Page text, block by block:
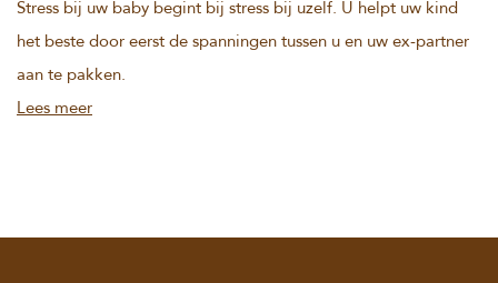
Stress bij uw baby begint bij stress bij uzelf. U helpt uw kind
het beste door eerst de spanningen tussen u en uw ex-partner
aan te pakken.
Lees meer